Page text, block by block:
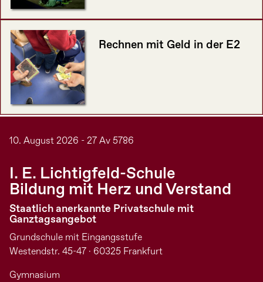
Rechnen mit Geld in der E2
10. August 2026 - 27 Av 5786
I. E. Lichtigfeld-Schule
Bildung mit Herz und Verstand
Staatlich anerkannte Privatschule mit
Ganztagsangebot
Grundschule mit Eingangsstufe
Westendstr. 45-47 · 60325 Frankfurt
Gymnasium